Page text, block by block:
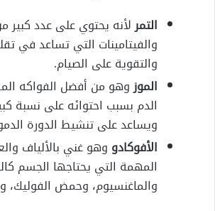
التمرلأنه يحتوي على عدد كبير
والفيتامينات التي تساعد في
والتقوية على الصيام.
الموزوهو من أفضل الفواكه
الدم بسبب احتوائه على نسبة
ويساعد على تنشيط الدورة
الأفوكادو وهو غني بالألياف
المهمة التي يحتاجها الجسم
والماغنسيوم، وحمض